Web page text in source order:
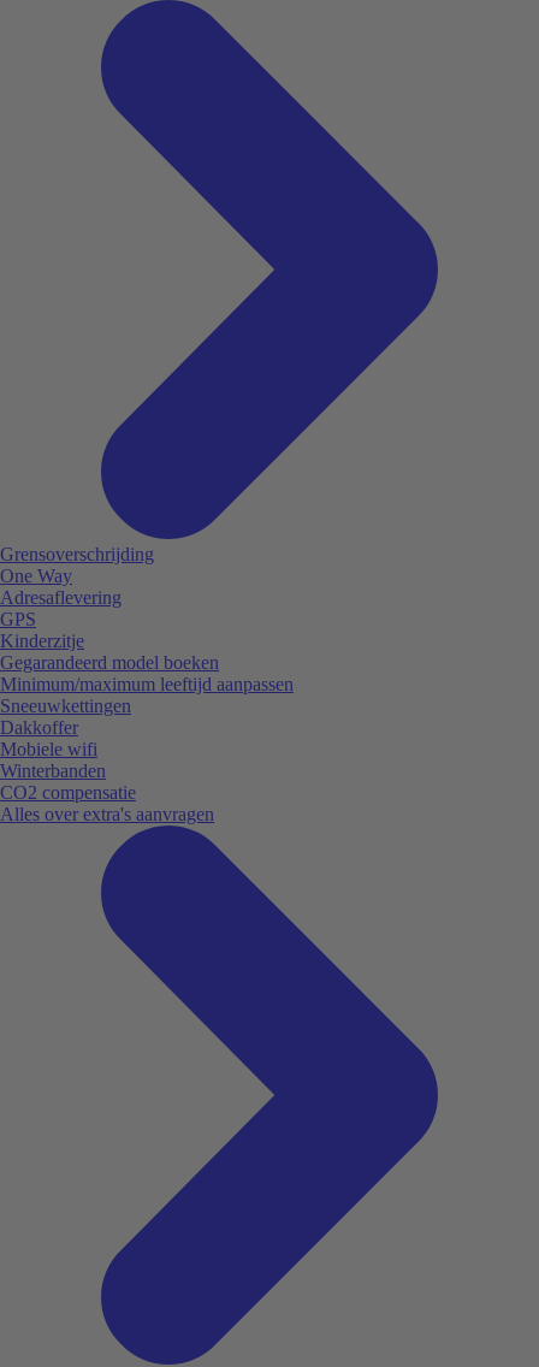
Grensoverschrijding
One Way
Adresaflevering
GPS
Kinderzitje
Gegarandeerd model boeken
Minimum/maximum leeftijd aanpassen
Sneeuwkettingen
Dakkoffer
Mobiele wifi
Winterbanden
CO2 compensatie
Alles over extra's aanvragen